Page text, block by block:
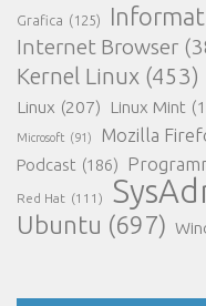
Grafica (125)
Internet Browser
Kernel Linux (453)
Linux (207) Linux Mint
Microsoft (91) Mozilla
Podcast (186)
Red Hat (111)
Ubuntu (697)